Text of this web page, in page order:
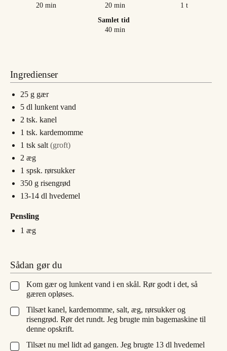
20minutter
min
20minutter
min
1 time
t
Samlet tid
40minutter
min
Ingredienser
25 g gær
5 dl lunkent vand
2 tsk. kanel
1 tsk. kardemomme
1 tsk salt (groft)
2 æg
1 spsk. rørsukker
350 g risengrød
13-14 dl hvedemel
Pensling
1 æg
Sådan gør du
▢
Kom gær og lunkent vand i en skål. Rør godt i det, så
gæren opløses.
▢
Tilsæt kanel, kardemomme, salt, æg, rørsukker og
risengrød. Rør det rundt. Jeg brugte min bagemaskine til
denne opskrift.
▢
Tilsæt nu mel lidt ad gangen. Jeg brugte 13 dl hvedemel